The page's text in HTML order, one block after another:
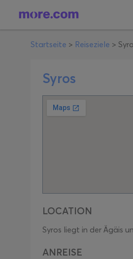
Startseite > Reiseziele >
Syros
LOCATION
Syros liegt in der Ägäis
ANREISE